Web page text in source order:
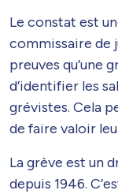
Le constat est
commissaire de
preuves qu’une
d’identifier les
grévistes. Cela
de faire valoir
La grève est un
depuis 1946.